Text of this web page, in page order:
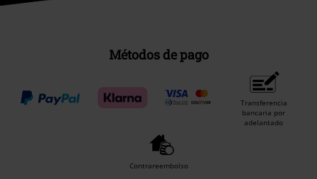
Métodos de pago
Transferencia
bancaria por
adelantado
Contrareembolso